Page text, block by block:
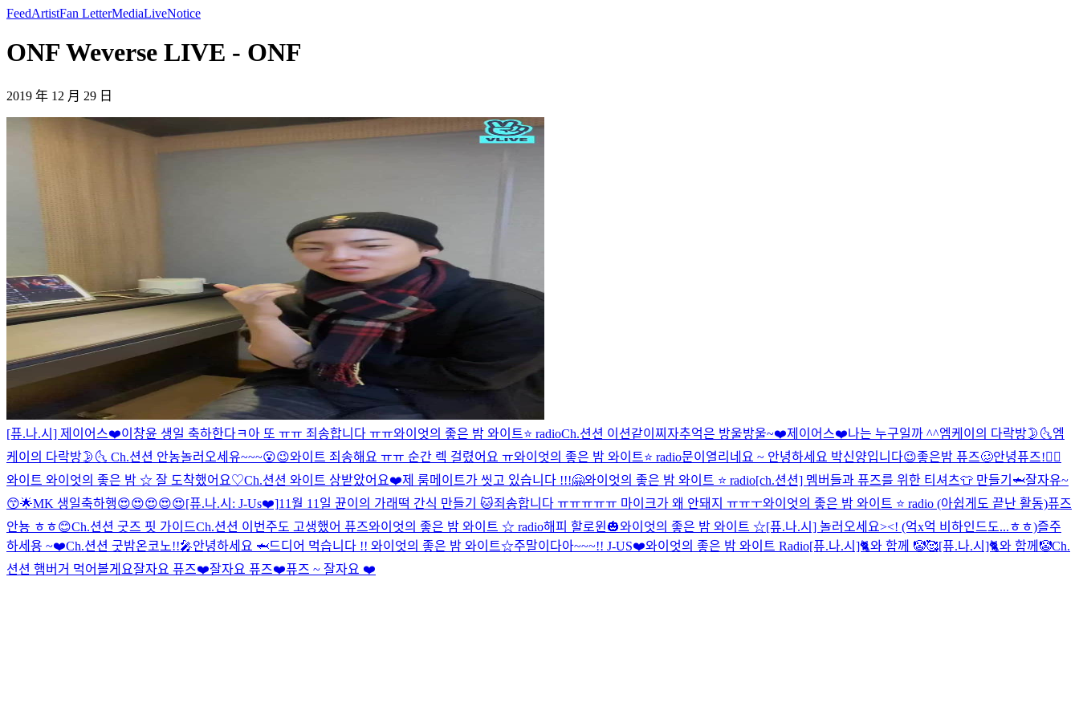
FeedArtistFan LetterMediaLiveNotice
ONF Weverse LIVE - ONF
2019 年 12 月 29 日
[퓨.나.시] 제이어스❤️이창윤 생일 축하한다ㅋ 아 또 ㅠㅠ 죄송합니다 ㅠㅠ와이엇의 좋은 밤 와이트⭐️ radioCh.션션 이션같이찌자추억은 방울방울~❤️제이어스❤️나는 누구일까 ^^엠케이의 다락방🌛🌜엠
케이의 다락방🌛🌜 Ch.션션 안농놀러오세유~~~😮😉와이트 죄송해요 ㅠㅠ 순간 렉 걸렸어요 ㅠ와이엇의 좋은 밤 와이트⭐️ radio문이열리네요 ~ 안녕하세요 박신양입니다😉좋은밤 퓨즈🥴안녕퓨즈!👍🏻
와이트 와이엇의 좋은 밤 ☆ 잘 도착했어요♡Ch.션션 와이트 상받았어요❤️제 룸메이트가 씻고 있습니다 !!!🤗와이엇의 좋은 밤 와이트 ⭐️ radio[ch.션션] 멤버들과 퓨즈를 위한 티셔츠👕 만들기🦈잘자유~
😙🌟MK 생일축하행😍😍😍😍😍[퓨.나.시: J-Us❤️]11월 11일 뀬이의 가래떡 간식 만들기 🐱죄송합니다 ㅠㅠㅠㅠㅠ 마이크가 왜 안돼지 ㅠㅠㅜ와이엇의 좋은 밤 와이트 ⭐️ radio (아쉽게도 끝난 활동)퓨즈
안뇽 ㅎㅎ😊Ch.션션 굿즈 핏 가이드Ch.션션 이번주도 고생했어 퓨즈와이엇의 좋은 밤 와이트 ☆ radio해피 할로윈🎃와이엇의 좋은 밤 와이트 ☆[퓨.나.시] 놀러오세요><! (억x억 비하인드도...ㅎㅎ)즐주
하세용 ~❤️Ch.션션 굿밤온코노!!🎤안녕하세요 🦈드디어 먹습니다 !! 와이엇의 좋은 밤 와이트☆주말이다아~~~!! J-US❤️와이엇의 좋은 밤 와이트 Radio[퓨.나.시]🐈와 함께 🤡🥰[퓨.나.시]🐈와 함께🤡Ch.
션션 햄버거 먹어볼게요잘자요 퓨즈❤️잘자요 퓨즈❤️퓨즈 ~ 잘자요 ❤️